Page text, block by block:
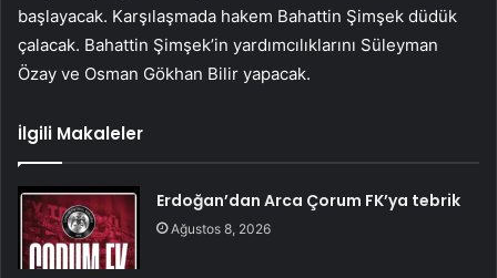
başlayacak. Karşılaşmada hakem Bahattin Şimşek düdük
çalacak. Bahattin Şimşek’in yardımcılıklarını Süleyman
Özay ve Osman Gökhan Bilir yapacak.
İlgili Makaleler
Erdoğan’dan Arca Çorum FK’ya tebrik
Ağustos 8, 2026